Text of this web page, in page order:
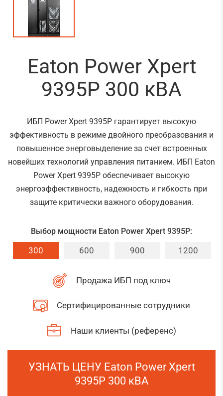
Eaton Power Xpert
9395P 300 кВА
ИБП Power Xpert 9395P гарантирует высокую
эффективность в режиме двойного преобразования и
повышенное энерговыделение за счет встроенных
новейших технологий управления питанием. ИБП Eaton
Power Xpert 9395P обеспечивает высокую
энергоэффективность, надежность и гибкость при
защите критически важного оборудования.
Выбор мощности Eaton Power Xpert 9395P:
300 600 900 1200
Продажа ИБП под ключ
Сертифицированные сотрудники
Наши клиенты (референс)
УЗНАТЬ ЦЕНУ Eaton Power Xpert
9395P 300 кВА